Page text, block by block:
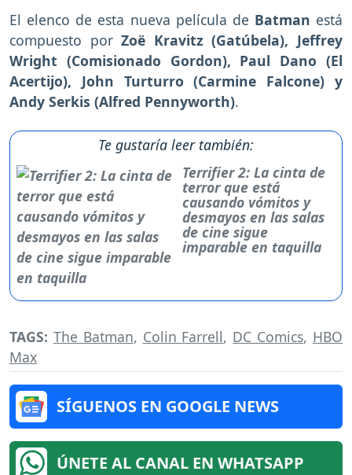
El elenco de esta nueva película de Batman está
compuesto porZoë Kravitz (Gatúbela), Jeffrey
Wright (Comisionado Gordon), Paul Dano (El
Acertijo), John Turturro (Carmine Falcone) y
Andy Serkis (Alfred Pennyworth).
Te gustaría leer también:
Terrifier 2: La cinta de
terror que está
causando vómitos y
desmayos en las salas
de cine sigue
imparable en taquilla
TAGS: The Batman, Colin Farrell, DC Comics, HBO
Max
SÍGUENOS EN GOOGLE NEWS
ÚNETE AL CANAL EN WHATSAPP